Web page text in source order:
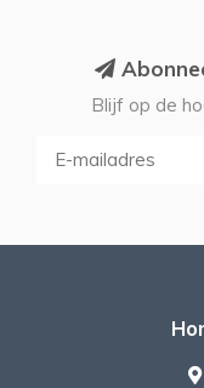
Blijf op de